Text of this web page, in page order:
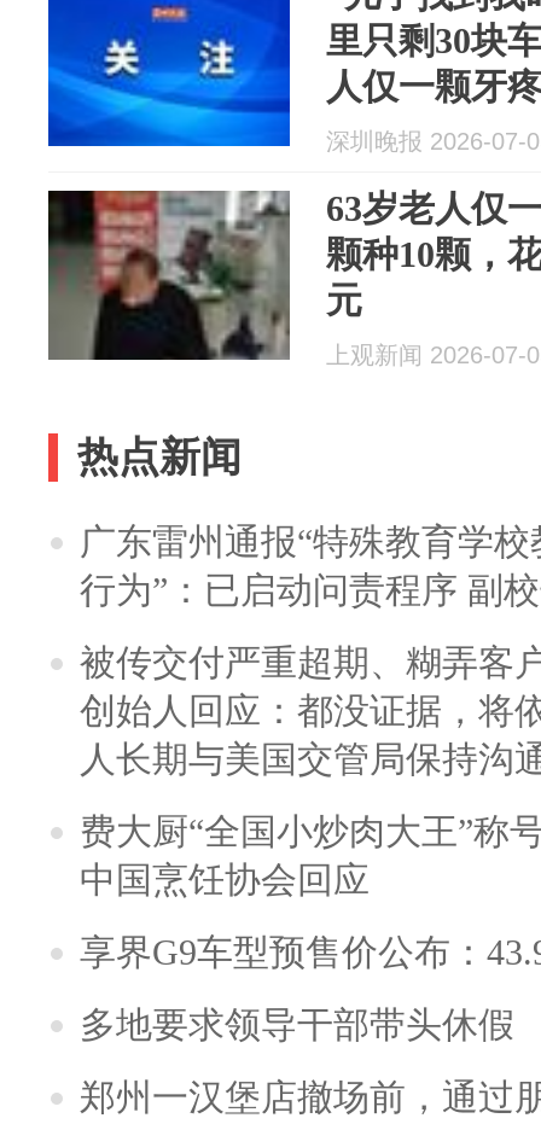
里只剩30块
人仅一颗牙
10颗，刷光
深圳晚报 2026-07-
63岁老人仅
颗种10颗，
元
上观新闻 2026-07-
热点新闻
广东雷州通报“特殊教育学
行为”：已启动问责程序 副
被传交付严重超期、糊弄客
创始人回应：都没证据，将
人长期与美国交管局保持沟
费大厨“全国小炒肉大王”称
中国烹饪协会回应
享界G9车型预售价公布：
多地要求领导干部带头休假
郑州一汉堡店撤场前，通过